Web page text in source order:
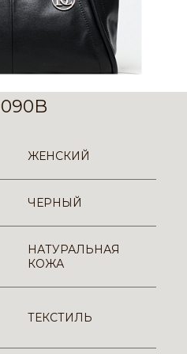
ЖЕНСКИЙ
ЧЕРНЫЙ
НАТУРАЛЬНАЯ
КОЖА
ТЕКСТИЛЬ